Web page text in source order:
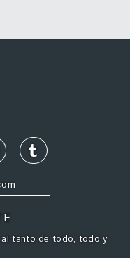
al tanto de todo, todo y